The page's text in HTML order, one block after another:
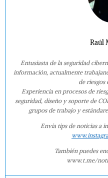
Raúl
Entusiasta de la seguridad
información, actualmente
de riesgos
Experiencia en procesos de
seguridad, diseño y soporte de
grupos de trabajo y
Envía tips de noticias a
También puedes
www.t.me/